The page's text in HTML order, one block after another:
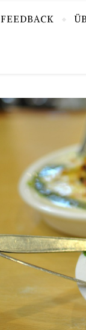
FEEDBACK